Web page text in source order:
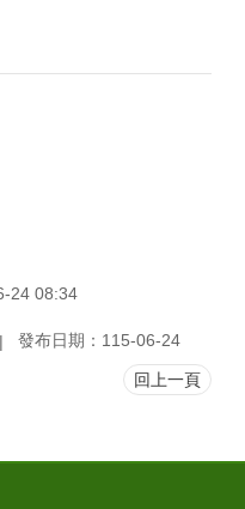
24 08:34
發布日期：115-06-24
回上一頁